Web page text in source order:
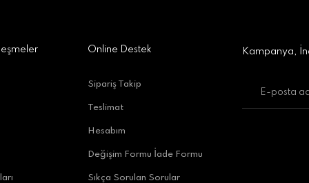
Antalya
Online Destek
Sipariş Takip
Teslimat
Hesabım
Değişim Formu İade Formu
Sıkça Sorulan Sorular
Kampanya,